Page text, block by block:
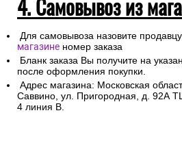
4. Самовывоз из
Для самовывоза назовите
магазине номер заказа
Бланк заказа Вы получите на
после оформления покупки.
Адрес магазина: Московская
Саввино, ул. Пригородная, д. 92А
4 линия В.